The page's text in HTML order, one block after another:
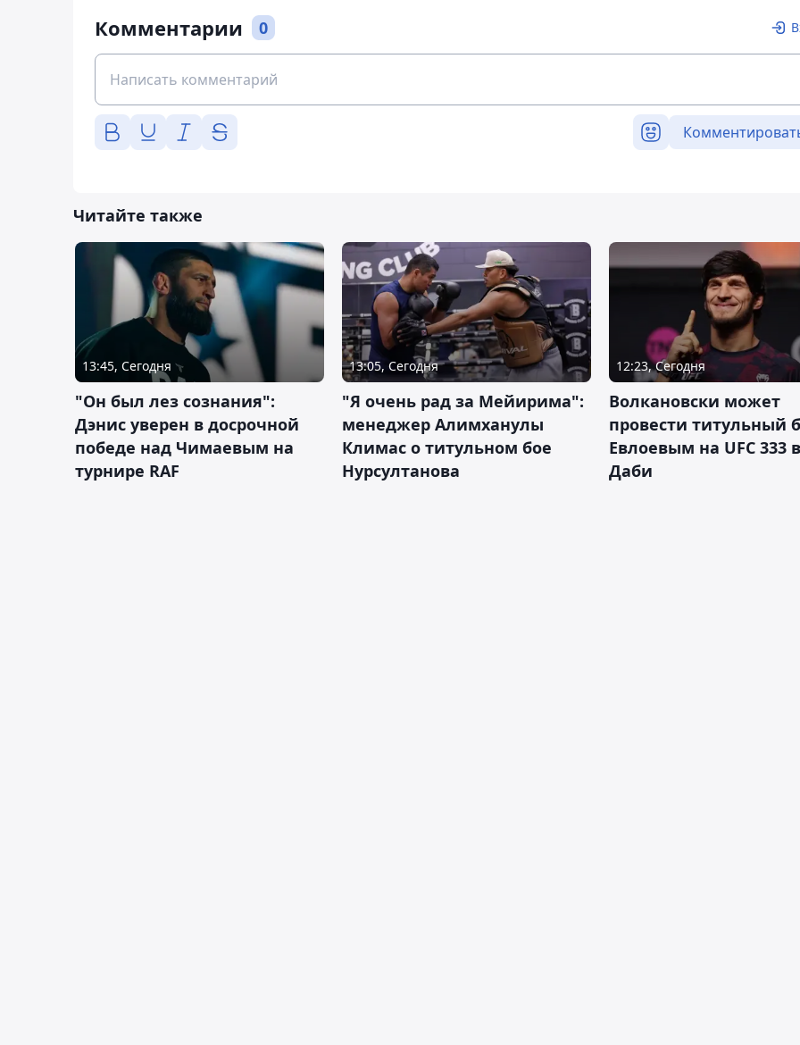
Комментарии 0
Читайте также
13:45, Сегодня
"Он был лез сознания":
Дэнис уверен в досрочной
победе над Чимаевым на
турнире RAF
13:05, Сегодня
"Я очень рад за Мейирима":
менеджер Алимханулы
Климас о титульном бое
Нурсултанова
12:23, Сегодня
Волкановски может
провести титульный
Евлоевым на UFC 333
Даби